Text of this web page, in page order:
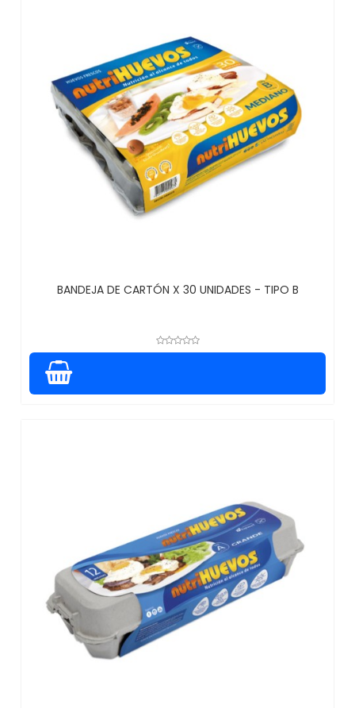
BANDEJA DE CARTÓN X 30 UNIDADES - TIPO B